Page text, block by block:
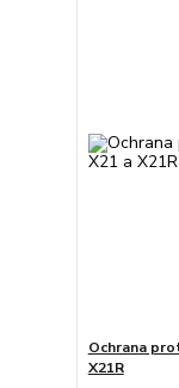
Ochrana
X21R